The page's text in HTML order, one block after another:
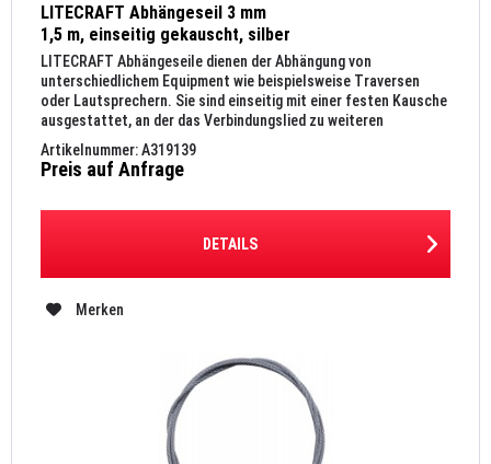
LITECRAFT Abhängeseil 3 mm
1,5 m, einseitig gekauscht, silber
LITECRAFT Abhängeseile dienen der Abhängung von
unterschiedlichem Equipment wie beispielsweise Traversen
oder Lautsprechern. Sie sind einseitig mit einer festen Kausche
ausgestattet, an der das Verbindungslied zu weiteren
Montage...
Artikelnummer: A319139
Preis auf Anfrage
DETAILS
Merken